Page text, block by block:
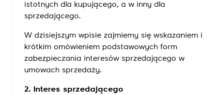
istotnych dla kupującego, a w inny dla
sprzedającego.
W dzisiejszym wpisie zajmiemy się wskazaniem i
krótkim omówieniem podstawowych form
zabezpieczania interesów sprzedającego w
umowach sprzedaży.
2. Interes sprzedającego